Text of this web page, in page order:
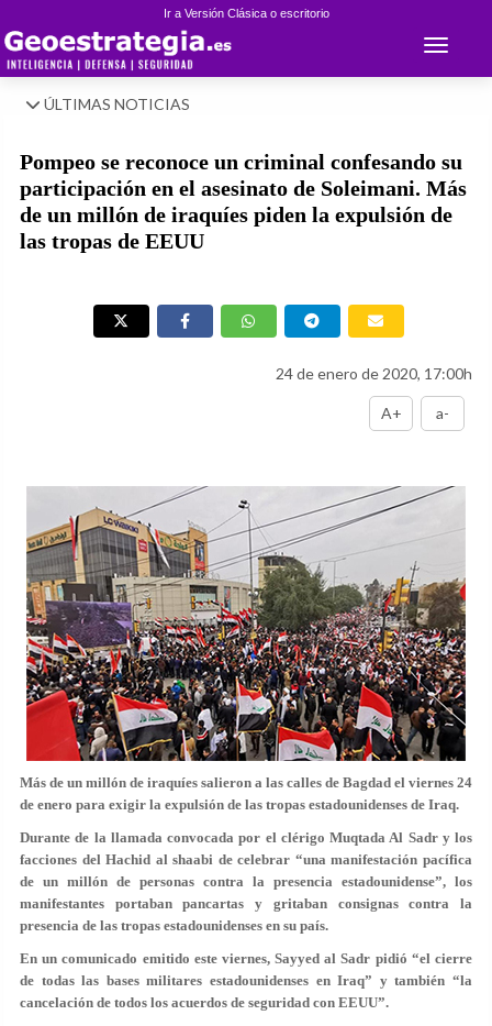
Ir a Versión Clásica o escritorio
Toggle
ÚLTIMAS NOTICIAS
Pompeo se reconoce un criminal confesando su
participación en el asesinato de Soleimani. Más
de un millón de iraquíes piden la expulsión de
las tropas de EEUU
24 de enero de 2020, 17:00h
A+ a-
Más de un millón de iraquíes salieron a las calles de Bagdad el viernes 24
de enero para exigir la expulsión de las tropas estadounidenses de Iraq.
Durante de la llamada convocada por el clérigo Muqtada Al Sadr y los
facciones del Hachid al shaabi de celebrar “una manifestación pacífica
de un millón de personas contra la presencia estadounidense”, los
manifestantes portaban pancartas y gritaban consignas contra la
presencia de las tropas estadounidenses en su país.
En un comunicado emitido este viernes, Sayyed al Sadr pidió “el cierre
de todas las bases militares estadounidenses en Iraq” y también “la
cancelación de todos los acuerdos de seguridad con EEUU”.